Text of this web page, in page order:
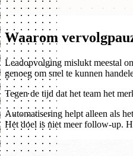
Waarom
Leadopvolging mislukt meestal
genoeg om snel te kunnen
Tegen de tijd dat het team het
Automatisering helpt alleen als
Het doel is niet meer follow-up.